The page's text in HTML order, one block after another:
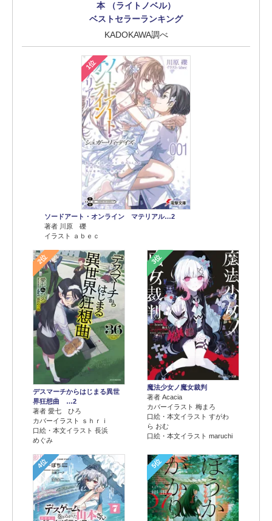
本 （ライトノベル）
ベストセラーランキング
KADOKAWA調べ
1位
ソードアート・オンライン マテリアル…2
著者 川原 礫
イラスト ａｂｅｃ
2位
デスマーチからはじまる異世
界狂想曲 …2
著者 愛七 ひろ
カバーイラスト ｓｈｒｉ
口絵・本文イラスト 長浜
めぐみ
3位
魔法少女ノ魔女裁判
著者 Acacia
カバーイラスト 梅まろ
口絵・本文イラスト すがわ
ら おむ
口絵・本文イラスト maruchi
4位 5位